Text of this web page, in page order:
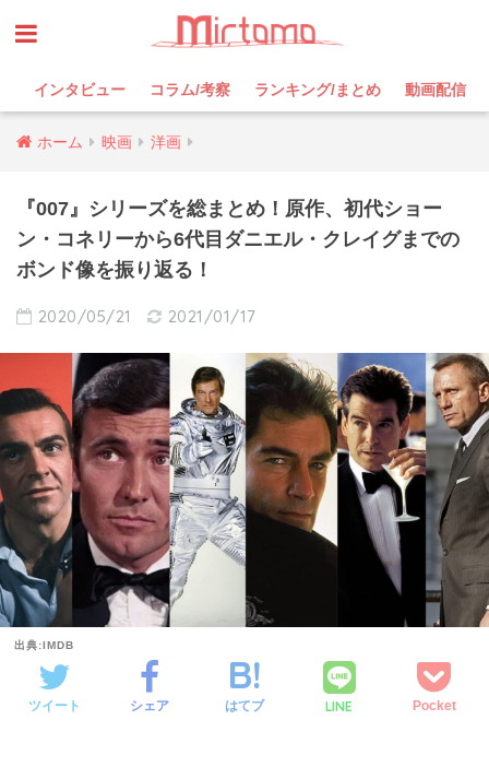
インタビュー コラム/考察 ランキング/まとめ 動画配信
ホーム 映画 洋画
『007』シリーズを総まとめ！原作、初代ショー
ン・コネリーから6代目ダニエル・クレイグまでの
ボンド像を振り返る！
2020/05/21 2021/01/17
出典:IMDB
ツイート シェア はてブ LINE Pocket